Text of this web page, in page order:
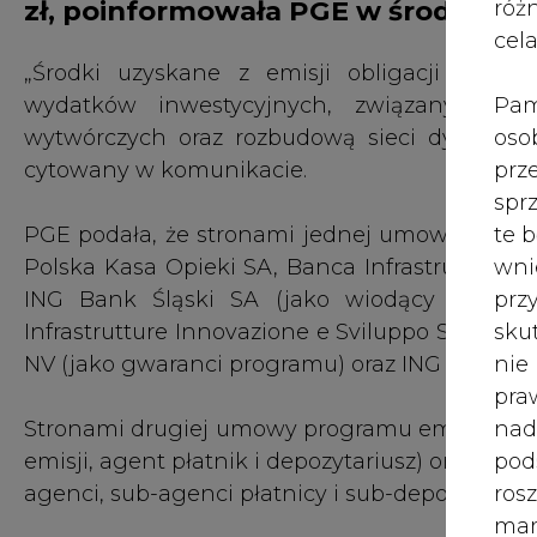
te
nie
zł, poinformowała PGE w środę.
„Środki uzyskane z emisji obligacji
wydatków inwestycyjnych, związanych
wytwórczych oraz rozbudową sieci
cytowany w komunikacie.
PGE podała, że stronami jednej umowy,
Polska Kasa Opieki SA, Banca Infrastrutture
ING Bank Śląski SA (jako wiodący
Infrastrutture Innovazione e Sviluppo S.p.A.,
NV (jako gwaranci programu) oraz ING Bank
Stronami drugiej umowy programu emisji
emisji, agent płatnik i depozytariusz) oraz
agenci, sub-agenci płatnicy i sub-